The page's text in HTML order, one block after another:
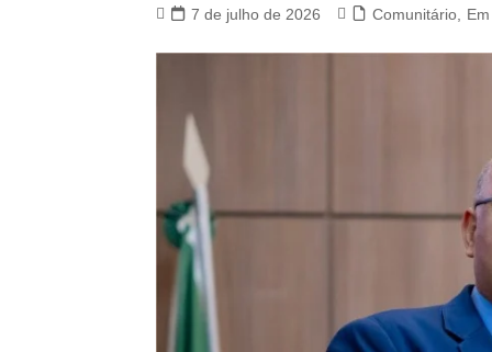
7 de julho de 2026 Comunitário